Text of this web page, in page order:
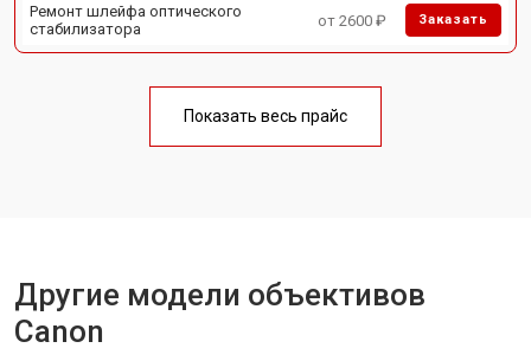
Ремонт шлейфа оптического
стабилизатора
от 2600 ₽ Заказать
Показать весь прайс
Другие модели объективов
Canon